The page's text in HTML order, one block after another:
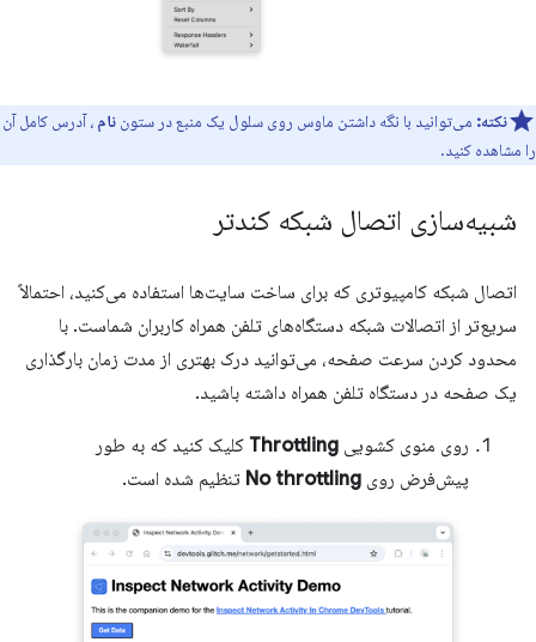
نکته: می‌توانید با نگه داشتن ماوس روی سلول یک منبع در ستون نام ، آدرس کامل آن
را مشاهده کنید.
شبیه‌سازی اتصال شبکه کندتر
اتصال شبکه کامپیوتری که برای ساخت سایت‌ها استفاده می‌کنید، احتمالاً
سریع‌تر از اتصالات شبکه دستگاه‌های تلفن همراه کاربران شماست. با
محدود کردن سرعت صفحه، می‌توانید درک بهتری از مدت زمان بارگذاری
یک صفحه در دستگاه تلفن همراه داشته باشید.
روی منوی کشویی Throttling کلیک کنید که به طور
پیش‌فرض روی No throttling تنظیم شده است.